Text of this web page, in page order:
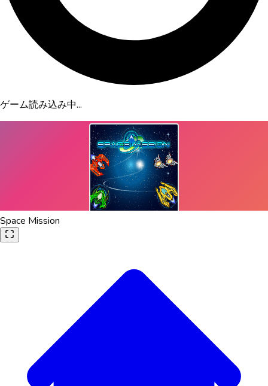
ゲーム読み込み中...
Space Mission